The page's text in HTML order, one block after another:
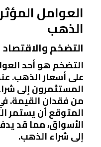
العوامل
الذهب
التضخم
التضخم هو أحد
على أسعار الذهب.
المستثمرون إلى
من فقدان القيمة.
المتوقع أن يستمر
الأسواق، مما قد
إلى شراء الذهب.